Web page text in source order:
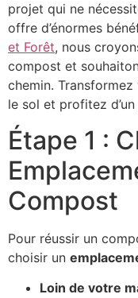
projet qui ne
offre d’énormes
et Forêt, nous
compost et
chemin.
le sol et profitez
Étape 1 :
Compost
Pour réussir un
choisir un
Loin de votre